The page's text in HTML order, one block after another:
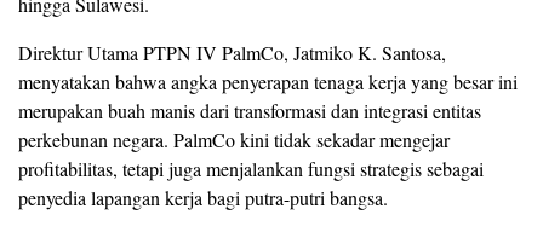
Direktur Utama PTPN IV PalmCo, Jatmiko K. Santosa,
menyatakan bahwa angka penyerapan tenaga kerja yang besar ini
merupakan buah manis dari transformasi dan integrasi entitas
perkebunan negara. PalmCo kini tidak sekadar mengejar
profitabilitas, tetapi juga menjalankan fungsi strategis sebagai
penyedia lapangan kerja bagi putra-putri bangsa.